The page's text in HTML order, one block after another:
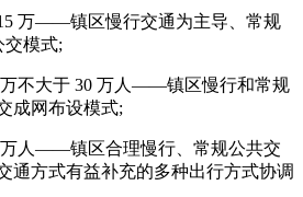
万——镇区慢行交通为主导、常规
交模式;
万不大于 30 万人——镇区慢行和常规
成网布设模式;
万人——镇区合理慢行、常规公共交
通方式有益补充的多种出行方式协调